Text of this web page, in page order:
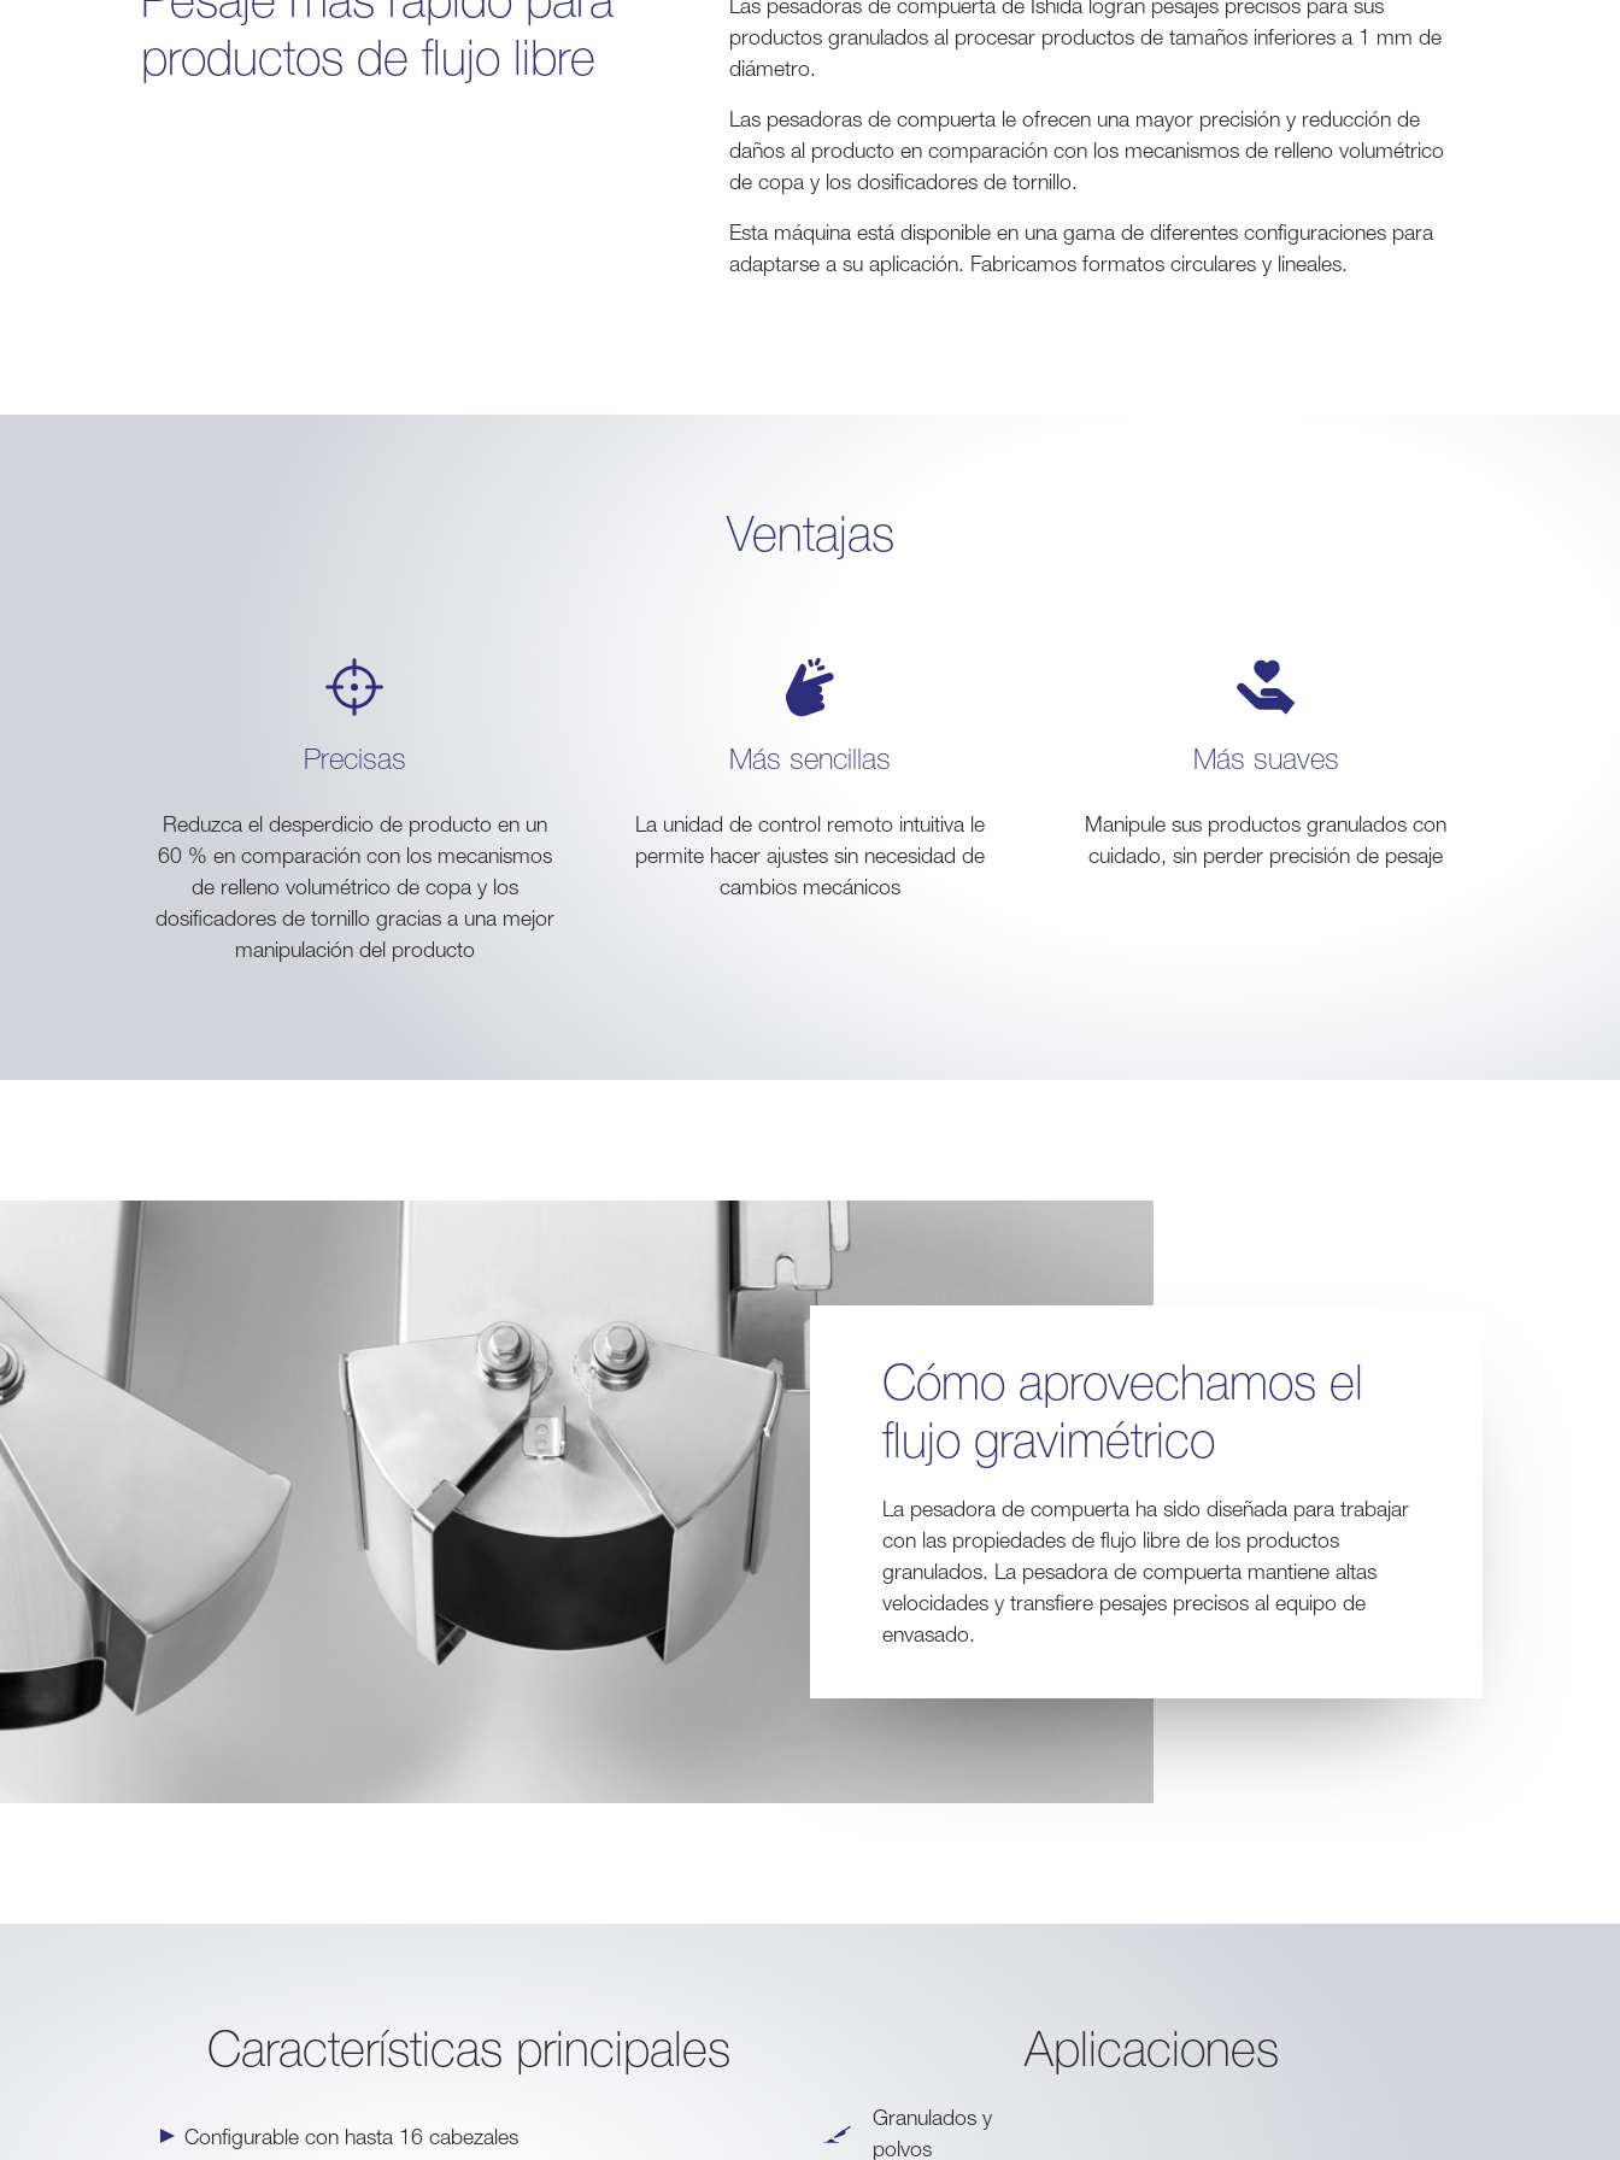
productos de flujo libre
Las pesadoras de compuerta de Ishida logran pesajes precisos para sus
productos granulados al procesar productos de tamaños inferiores a 1 mm de
diámetro.
Las pesadoras de compuerta le ofrecen una mayor precisión y reducción de
daños al producto en comparación con los mecanismos de relleno volumétrico
de copa y los dosificadores de tornillo.
Esta máquina está disponible en una gama de diferentes configuraciones para
adaptarse a su aplicación. Fabricamos formatos circulares y lineales.
Ventajas
Precisas
Reduzca el desperdicio de producto en un
60 % en comparación con los mecanismos
de relleno volumétrico de copa y los
dosificadores de tornillo gracias a una mejor
manipulación del producto
Más sencillas
La unidad de control remoto intuitiva le
permite hacer ajustes sin necesidad de
cambios mecánicos
Más suaves
Manipule sus productos granulados con
cuidado, sin perder precisión de pesaje
Cómo aprovechamos el
flujo gravimétrico
La pesadora de compuerta ha sido diseñada para trabajar
con las propiedades de flujo libre de los productos
granulados. La pesadora de compuerta mantiene altas
velocidades y transfiere pesajes precisos al equipo de
envasado.
Características principales
Configurable con hasta 16 cabezales
Aplicaciones
Granulados y
polvos